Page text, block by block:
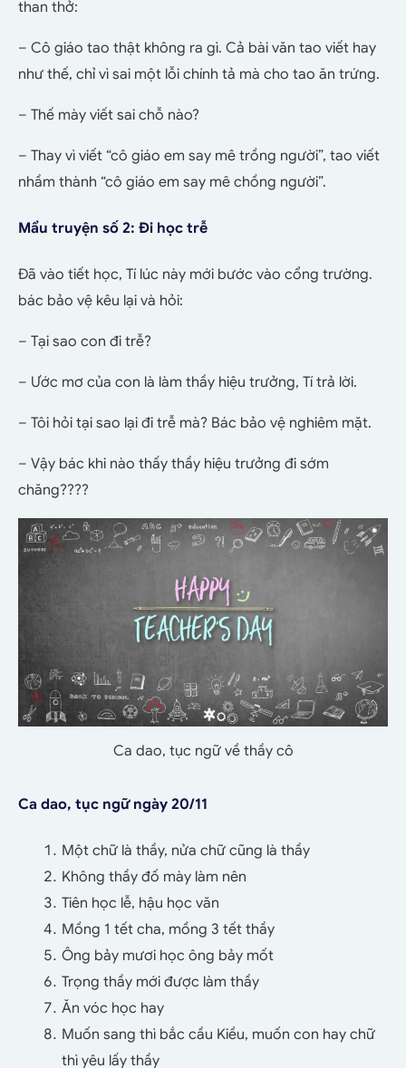
than thở:
– Cô giáo tao thật không ra gì. Cả bài văn tao viết hay
như thế, chỉ vì sai một lỗi chính tả mà cho tao ăn trứng.
– Thế mày viết sai chỗ nào?
– Thay vì viết “cô giáo em say mê trồng người”, tao viết
nhầm thành “cô giáo em say mê chồng người”.
Mẩu truyện số 2: Đi học trễ
Đã vào tiết học, Tí lúc này mới bước vào cổng trường.
bác bảo vệ kêu lại và hỏi:
– Tại sao con đi trễ?
– Ước mơ của con là làm thầy hiệu trưởng, Tí trả lời.
– Tôi hỏi tại sao lại đi trễ mà? Bác bảo vệ nghiêm mặt.
– Vậy bác khi nào thấy thầy hiệu trưởng đi sớm
chăng????
Ca dao, tục ngữ về thầy cô
Ca dao, tục ngữ ngày 20/11
Một chữ là thầy, nửa chữ cũng là thầy
Không thầy đố mày làm nên
Tiên học lễ, hậu học văn
Mồng 1 tết cha, mồng 3 tết thầy
Ông bảy mươi học ông bảy mốt
Trọng thầy mới được làm thầy
Ăn vóc học hay
Muốn sang thì bắc cầu Kiều, muốn con hay chữ
thì yêu lấy thầy